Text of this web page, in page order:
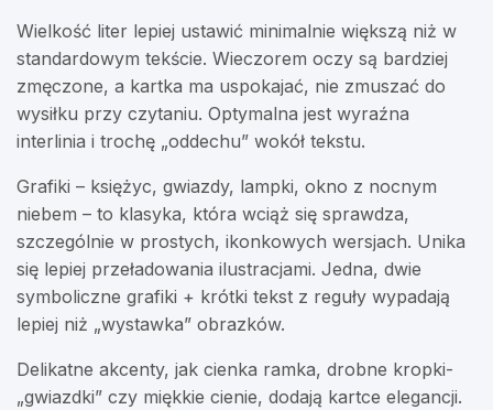
Wielkość liter lepiej ustawić minimalnie większą niż w
standardowym tekście. Wieczorem oczy są bardziej
zmęczone, a kartka ma uspokajać, nie zmuszać do
wysiłku przy czytaniu. Optymalna jest wyraźna
interlinia i trochę „oddechu” wokół tekstu.
Grafiki – księżyc, gwiazdy, lampki, okno z nocnym
niebem – to klasyka, która wciąż się sprawdza,
szczególnie w prostych, ikonkowych wersjach. Unika
się lepiej przeładowania ilustracjami. Jedna, dwie
symboliczne grafiki + krótki tekst z reguły wypadają
lepiej niż „wystawka” obrazków.
Delikatne akcenty, jak cienka ramka, drobne kropki-
„gwiazdki” czy miękkie cienie, dodają kartce elegancji.